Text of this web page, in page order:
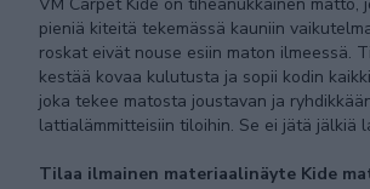
pieniä kiteitä tekemässä kauniin
roskat eivät nouse esiin maton ilmeessä.
kestää kovaa kulutusta ja sopii kodin
joka tekee matosta joustavan ja
lattialämmitteisiin tiloihin. Se ei jätä jälkiä
Tilaa ilmainen materiaalinäyte Kide